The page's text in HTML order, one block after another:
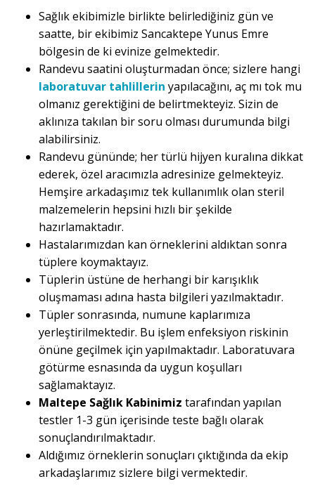
Sağlık ekibimizle birlikte belirlediğiniz gün ve
saatte, bir ekibimiz Sancaktepe Yunus Emre
bölgesin de ki evinize gelmektedir.
Randevu saatini oluşturmadan önce; sizlere hangi
laboratuvar tahlillerin yapılacağını, aç mı tok mu
olmanız gerektiğini de belirtmekteyiz. Sizin de
aklınıza takılan bir soru olması durumunda bilgi
alabilirsiniz.
Randevu gününde; her türlü hijyen kuralına dikkat
ederek, özel aracımızla adresinize gelmekteyiz.
Hemşire arkadaşımız tek kullanımlık olan steril
malzemelerin hepsini hızlı bir şekilde
hazırlamaktadır.
Hastalarımızdan kan örneklerini aldıktan sonra
tüplere koymaktayız.
Tüplerin üstüne de herhangi bir karışıklık
oluşmaması adına hasta bilgileri yazılmaktadır.
Tüpler sonrasında, numune kaplarımıza
yerleştirilmektedir. Bu işlem enfeksiyon riskinin
önüne geçilmek için yapılmaktadır. Laboratuvara
götürme esnasında da uygun koşulları
sağlamaktayız.
Maltepe Sağlık Kabinimiz tarafından yapılan
testler 1-3 gün içerisinde teste bağlı olarak
sonuçlandırılmaktadır.
Aldığımız örneklerin sonuçları çıktığında da ekip
arkadaşlarımız sizlere bilgi vermektedir.